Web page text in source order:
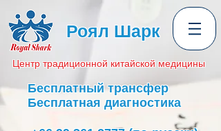
Роял Шарк
Центр традиционной китайской медицины
Бесплатный трансфер
Бесплатная диагностика